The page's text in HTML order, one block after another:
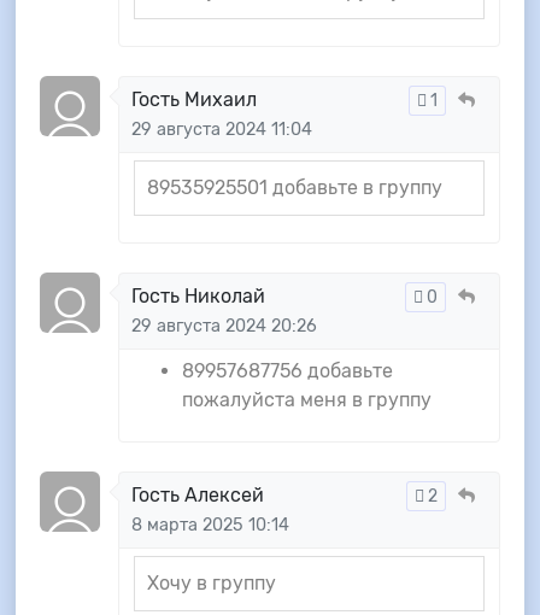
1
Гость Михаил
29 августа 2024 11:04
89535925501 добавьте в группу
0
Гость Николай
29 августа 2024 20:26
89957687756 добавьте
пожалуйста меня в группу
2
Гость Алексей
8 марта 2025 10:14
Хочу в группу